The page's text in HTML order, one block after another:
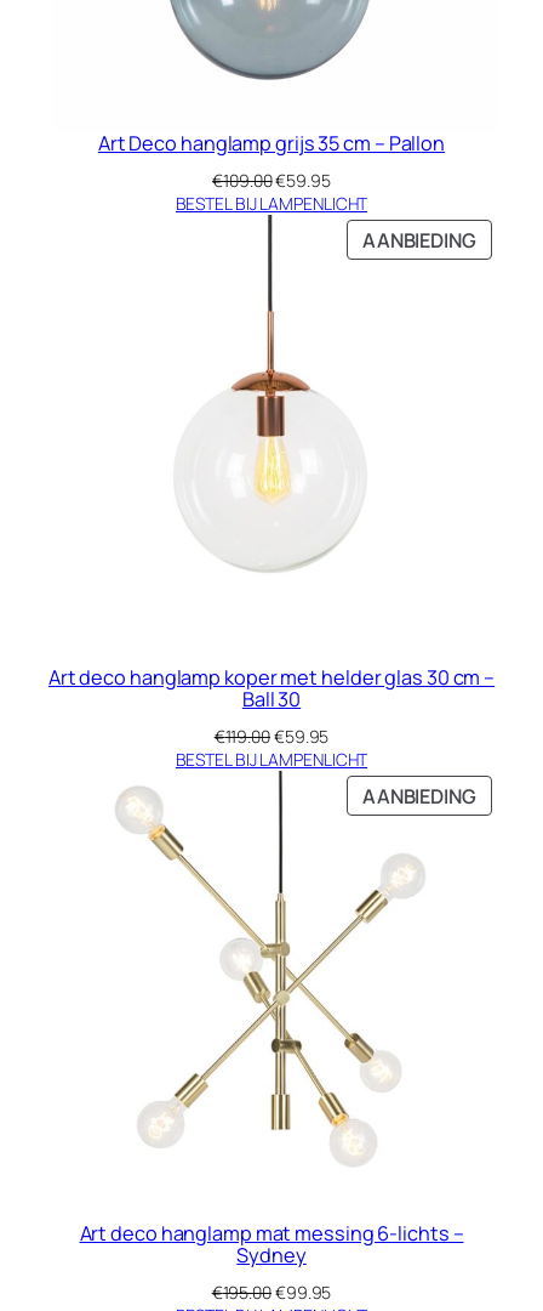
Art Deco hanglamp grijs 35 cm – Pallon
€109.00Oorspronkelijke
prijs
€59.95Huidige
prijs
€59.95.
BESTEL BIJ LAMPENLICHT
AANBIEDING
IN
Art deco hanglamp koper met helder glas 30 cm –
Ball 30
€119.00Oorspronkelijke
prijs
€59.95Huidige
prijs
€59.95.
BESTEL BIJ LAMPENLICHT
AANBIEDING
IN
Art deco hanglamp mat messing 6-lichts –
Sydney
€195.00Oorspronkelijke
€99.95Huidige